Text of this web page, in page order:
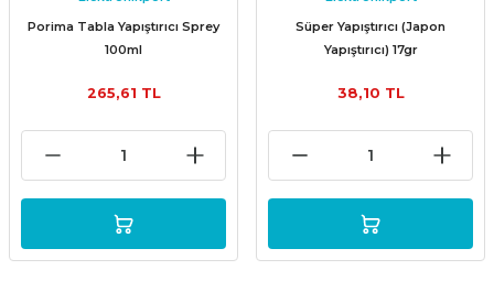
Porima Tabla Yapıştırıcı Sprey
100ml
265,61 TL
Süper Yapıştırıcı (Japon
Yapıştırıcı) 17gr
38,10 TL